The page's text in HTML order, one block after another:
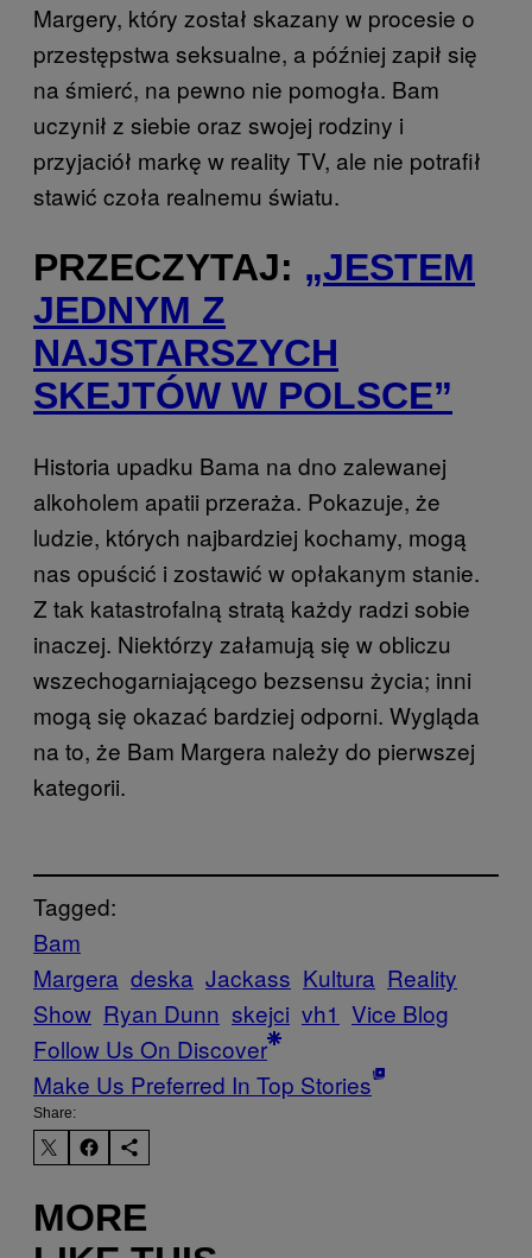
Margery, który został skazany w procesie o
przestępstwa seksualne, a później zapił się
na śmierć, na pewno nie pomogła. Bam
uczynił z siebie oraz swojej rodziny i
przyjaciół markę w reality TV, ale nie potrafił
stawić czoła realnemu światu.
PRZECZYTAJ: „JESTEM
JEDNYM Z
NAJSTARSZYCH
SKEJTÓW W POLSCE”
Historia upadku Bama na dno zalewanej
alkoholem apatii przeraża. Pokazuje, że
ludzie, których najbardziej kochamy, mogą
nas opuścić i zostawić w opłakanym stanie.
Z tak katastrofalną stratą każdy radzi sobie
inaczej. Niektórzy załamują się w obliczu
wszechogarniającego bezsensu życia; inni
mogą się okazać bardziej odporni. Wygląda
na to, że Bam Margera należy do pierwszej
kategorii.
Tagged:
Bam
Margera deska Jackass Kultura Reality
Show Ryan Dunn skejci vh1 Vice Blog
Follow Us On Discover
Make Us Preferred In Top Stories
Share:
MORE